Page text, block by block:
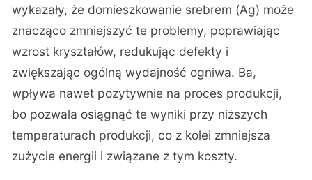
wykazały, że domieszkowanie srebrem (Ag) może
znacząco zmniejszyć te problemy, poprawiając
wzrost kryształów, redukując defekty i
zwiększając ogólną wydajność ogniwa. Ba,
wpływa nawet pozytywnie na proces produkcji,
bo pozwala osiągnąć te wyniki przy niższych
temperaturach produkcji, co z kolei zmniejsza
zużycie energii i związane z tym koszty.